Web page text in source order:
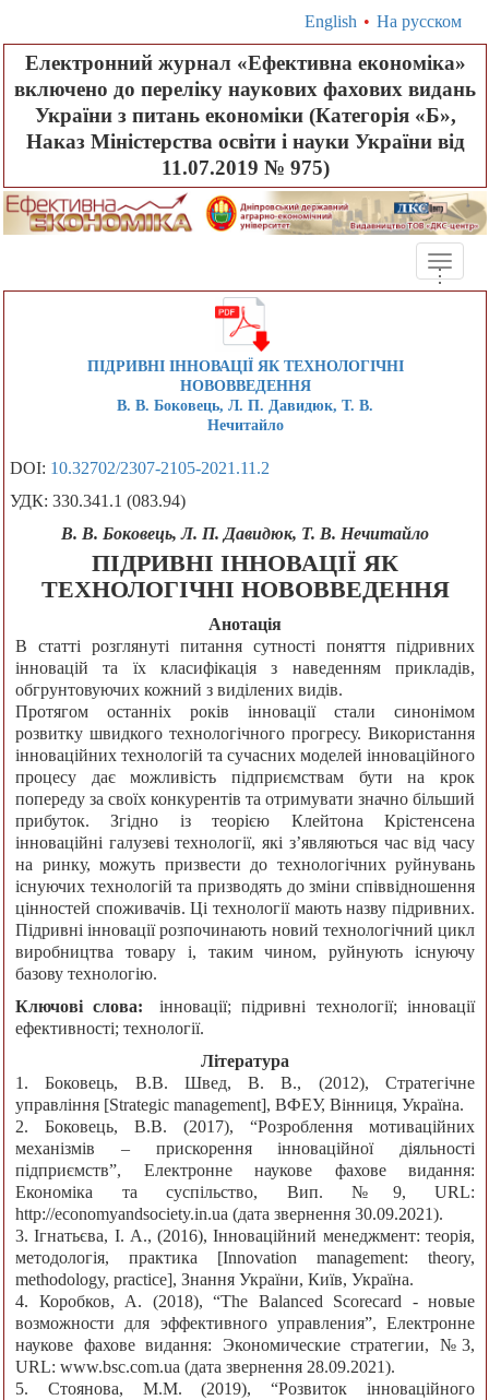
English • На русском
Електронний журнал «Ефективна економіка»
включено до переліку наукових фахових видань
України з питань економіки (Категорія «Б»,
Наказ Міністерства освіти і науки України від
11.07.2019 № 975)
Toggle
...
ПІДРИВНІ ІННОВАЦІЇ ЯК ТЕХНОЛОГІЧНІ
НОВОВВЕДЕННЯ
В. В. Бoкoвeць, Л. П. Давидюк, Т. В.
Нечитайло
DOI: 10.32702/2307-2105-2021.11.2
УДК: 330.341.1 (083.94)
В. В. Бoкoвeць, Л. П. Давидюк, Т. В. Нечитайло
ПІДРИВНІ ІННОВАЦІЇ ЯК
ТЕХНОЛОГІЧНІ НОВОВВЕДЕННЯ
Анотація
В статті розглянуті питання сутності поняття підривних
інновацій та їх класифікація з наведенням прикладів,
обгрунтовуючих кожний з виділених видів.
Протягом останніх років інновації стали синонімом
розвитку швидкого технологічного прогресу. Використання
інноваційних технологій та сучасних моделей інноваційного
процесу дає можливість підприємствам бути на крок
попереду за своїх конкурентів та отримувати значно більший
прибуток. Згідно із теорією Клейтона Крістенсена
інноваційні галузеві технології, які з’являються час від часу
на ринку, можуть призвести до технологічних руйнувань
існуючих технологій та призводять до зміни співвідношення
цінностей споживачів. Ці технології мають назву підривних.
Підривні інновації розпочинають новий технологічний цикл
виробництва товару і, таким чином, руйнують існуючу
базову технологію.
Ключові слова:
інновації; підривні технології; інновації
ефективності; технології.
Література
1. Боковець, В.В. Швед, В. В., (2012), Стратегiчне
управлiння [Strategic management], ВФЕУ, Вiнниця, Україна.
2. Боковець, В.В. (2017), “Розроблення мотиваційних
механізмів – прискорення інноваційної діяльності
підприємств”, Електронне наукове фахове видання:
Економіка та суспільство, Вип. №9, URL:
http://ecоnоmyandsоciety.in.ua (дата звернення 30.09.2021).
3. Iгнатьєва, I. А., (2016), Iнновацiйний менеджмент: теорiя,
методологiя, практика [Innovation management: theory,
methodology, practice], Знання України, Київ, Україна.
4. Коробков, А. (2018), “The Balanced Scоrecard - новые
возможности для эффективного управления”, Електронне
наукове фахове видання: Экономические стратегии, №3,
URL: www.bsc.com.ua (дата звернення 28.09.2021).
5. Стоянова, М.М. (2019), “Розвиток iнновацiйного